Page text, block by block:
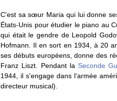
C'est sa sœur Maria qui lui donne
États-Unis pour étudier le piano au
qui était le gendre de Leopold
Hofmann. Il en sort en 1934, à 20
ses débuts européens, donne des
Franz Liszt. Pendant la Seconde
1944, il s'engage dans l'armée
directeur musical).